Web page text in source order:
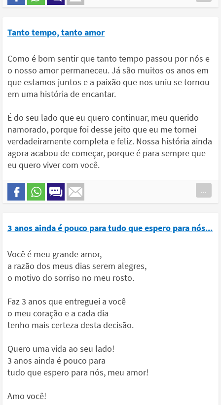
Tanto tempo, tanto amor
Como é bom sentir que tanto tempo passou por nós e
o nosso amor permaneceu. Já são muitos os anos em
que estamos juntos e a paixão que nos uniu se tornou
em uma história de encantar.
É do seu lado que eu quero continuar, meu querido
namorado, porque foi desse jeito que eu me tornei
verdadeiramente completa e feliz. Nossa história ainda
agora acabou de começar, porque é para sempre que
eu quero viver com você.
...
3 anos ainda é pouco para tudo que espero para nós...
Você é meu grande amor,
a razão dos meus dias serem alegres,
o motivo do sorriso no meu rosto.
Faz 3 anos que entreguei a você
o meu coração e a cada dia
tenho mais certeza desta decisão.
Quero uma vida ao seu lado!
3 anos ainda é pouco para
tudo que espero para nós, meu amor!
Amo você!